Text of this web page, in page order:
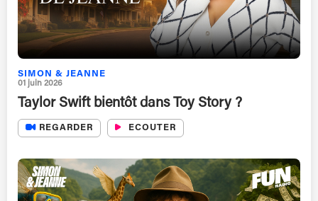
SIMON & JEANNE
01 juin 2026
Taylor Swift bientôt dans Toy Story ?
REGARDER ECOUTER